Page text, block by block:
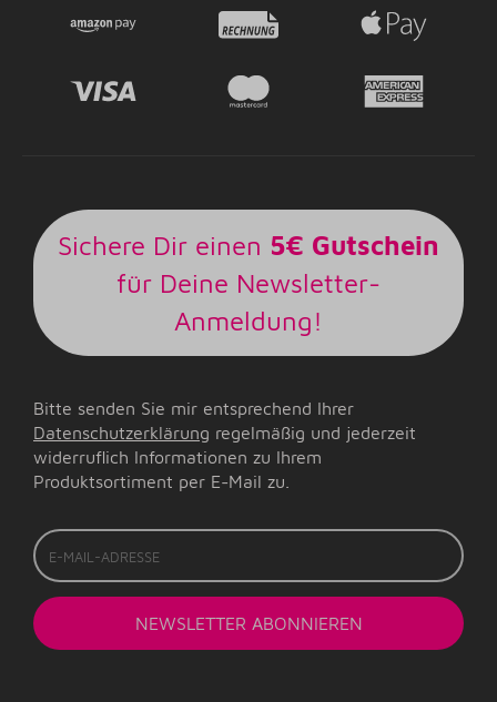
Sichere Dir einen 5€ Gutschein
für Deine Newsletter-
Anmeldung!
Bitte senden Sie mir entsprechend Ihrer
Datenschutzerklärung regelmäßig und jederzeit
widerruflich Informationen zu Ihrem
Produktsortiment per E-Mail zu.
E-
Mail-
Adresse
NEWSLETTER ABONNIEREN